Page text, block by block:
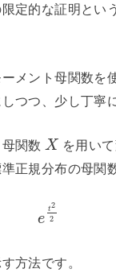
定的な証明とい
メント母関数を
つつ、少し丁寧
関数 X を用いて
正規分布の母関
e
t2
2
方法です。